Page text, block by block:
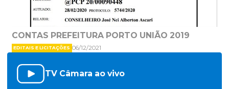
CONTAS PREFEITURA PORTO UNIÃO 2019
EDITAIS E LICITAÇÕES 06/12/2021
TV Câmara ao vivo